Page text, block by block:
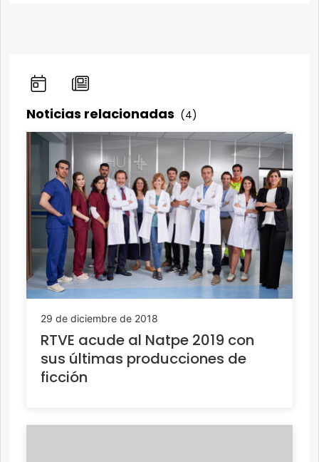
Noticias relacionadas (4)
29 de diciembre de 2018
RTVE acude al Natpe 2019 con
sus últimas producciones de
ficción